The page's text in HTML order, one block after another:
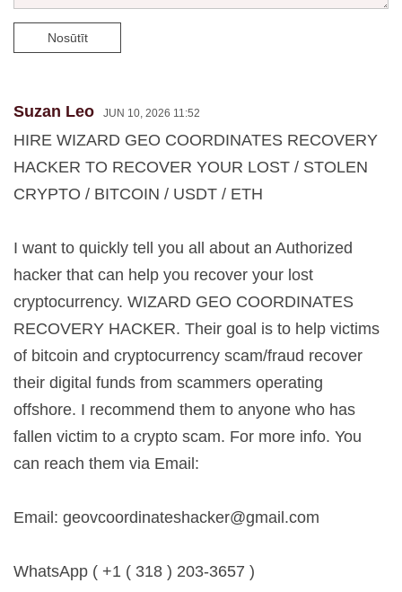
Nosūtīt
Suzan Leo JUN 10, 2026 11:52
HIRE WIZARD GEO COORDINATES RECOVERY
HACKER TO RECOVER YOUR LOST / STOLEN
CRYPTO / BITCOIN / USDT / ETH
I want to quickly tell you all about an Authorized
hacker that can help you recover your lost
cryptocurrency. WIZARD GEO COORDINATES
RECOVERY HACKER. Their goal is to help victims
of bitcoin and cryptocurrency scam/fraud recover
their digital funds from scammers operating
offshore. I recommend them to anyone who has
fallen victim to a crypto scam. For more info. You
can reach them via Email:
Email: geovcoordinateshacker@gmail.com
WhatsApp ( +1 ( 318 ) 203-3657 )